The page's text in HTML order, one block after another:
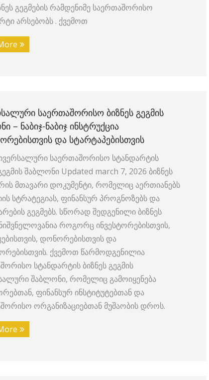
გეგმების რამდენიმე საერთაშორისო
არსებობს . ქვემოთ
ᲡᲐᲔᲠᲗᲐᲨᲝᲠᲘᲡᲝ ᲑᲘᲖᲜᲔᲡ ᲒᲔᲒᲛᲘᲡ
– ᲜᲐᲑᲘᲯ-ᲜᲐᲑᲘᲯ ᲘᲜᲡᲢᲠᲣᲥᲪᲘᲐ
ᲓᲐ ᲡᲢᲐᲠᲢᲐᲞᲔᲑᲘᲡᲗᲕᲘᲡ
საერთაშორისო სტანდარტის
შაბლონი Updated march 7, 2026 ბიზნეს
მთავარი დოკუმენტი, რომელიც აერთიანებს
სტრატეგიას, ფინანსურ პროგნოზებს და
გეგმებს. სწორად შედგენილი ბიზნეს
როგორც ინვესტორებისთვის,
დონორებისთვის და
ქვემოთ წარმოდგენილია
სტანდარტის ბიზნეს გეგმის
შაბლონი, რომელიც გამოიყენება
ფინანსურ ინსტიტუტებთან და
ორგანიზაციებთან მუშაობის დროს.